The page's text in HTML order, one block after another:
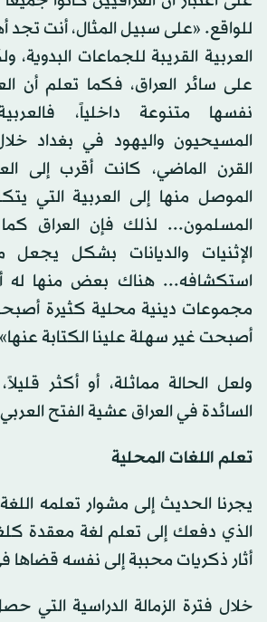
للواقع. «على سبيل المثال، أنت تجد
العربية القريبة للجماعات
على سائر العراق، فكما تعلم أن
نفسها متنوعة داخلياً،
المسيحيون واليهود في بغداد
القرن الماضي، كانت أقرب إلى
الموصل منها إلى العربية التي
المسلمون... لذلك فإن العراق
الإثنيات والديانات بشكل
استكشافه... هناك بعض منها له
مجموعات دينية محلية كثيرة
أصبحت غير سهلة علينا الكتابة
ولعل الحالة مماثلة، أو أكثر
السائدة في العراق عشية الفتح
تعلم اللغات المحلية
يجرنا الحديث إلى مشوار تعلمه
الذي دفعك إلى تعلم لغة معقدة
أثار ذكريات محببة إلى نفسه
خلال فترة الزمالة الدراسية التي